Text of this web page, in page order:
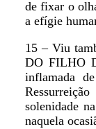
de fixar o
a efígie
15 – Viu
DO FILHO
inflamada
solenidade
naquela